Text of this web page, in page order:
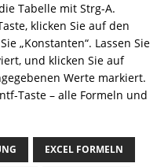
Tabelle mit Strg-A.
klicken Sie auf den
„Konstanten“. Lassen Sie
und klicken Sie auf
Werte markiert.
Taste – alle Formeln und
EXCEL FORMELN